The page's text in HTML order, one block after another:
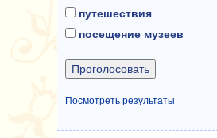
путешествия
посещение музеев
Посмотреть результаты